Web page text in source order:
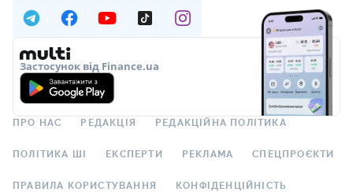
Застосунок від Finance.ua
ПРО НАС РЕДАКЦІЯ РЕДАКЦІЙНА ПОЛІТИКА
ПОЛІТИКА ШІ ЕКСПЕРТИ РЕКЛАМА СПЕЦПРОЄКТИ
ПРАВИЛА КОРИСТУВАННЯ КОНФІДЕНЦІЙНІСТЬ